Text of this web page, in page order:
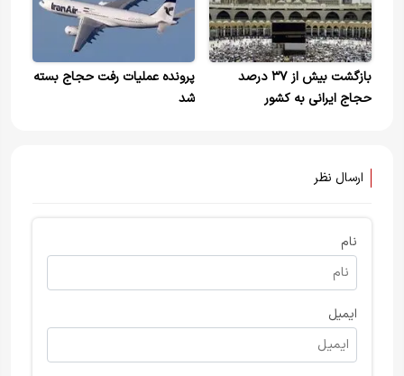
بازگشت بیش از ۳۷ درصد
حجاج ایرانی به کشور
پرونده عملیات رفت حجاج بسته
شد
ارسال نظر
نام
ایمیل